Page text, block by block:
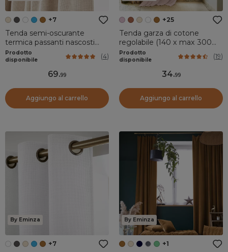
+7
Tenda semi-oscurante
termica passanti nascosti
(180 x 260 cm) Alba Beige
grège
Prodotto
disponibile
(4)
69.99
Aggiungo al carrello
+25
Tenda garza di cotone
regolabile (140 x max 300
cm) Gaïa Rosa cipria
Prodotto
disponibile
(19)
34.99
Aggiungo al carrello
By Eminza
+7
By Eminza
+1